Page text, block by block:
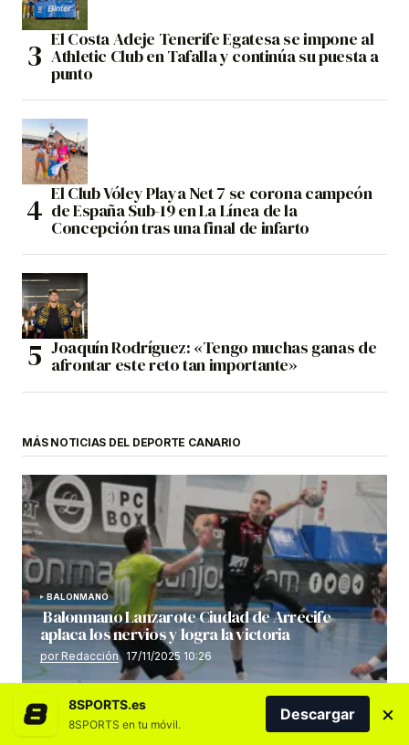
El Costa Adeje Tenerife Egatesa se impone al
Athletic Club en Tafalla y continúa su puesta a
punto
El Club Vóley Playa Net 7 se corona campeón
de España Sub-19 en La Línea de la
Concepción tras una final de infarto
Joaquín Rodríguez: «Tengo muchas ganas de
afrontar este reto tan importante»
MÁS NOTICIAS DEL DEPORTE CANARIO
BALONMANO
Balonmano Lanzarote Ciudad de Arrecife
aplaca los nervios y logra la victoria
por Redacción 17/11/2025 10:26
8SPORTS.es
8SPORTS en tu móvil.
Descargar ×